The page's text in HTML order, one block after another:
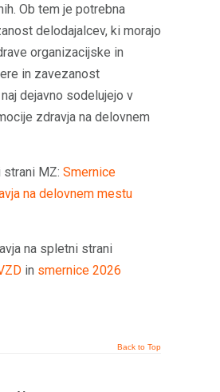
Ob tem je potrebna
delodajalcev, ki morajo
organizacijske in
in zavezanost
dejavno sodelujejo v
zdravja na delovnem
MZ: Smernice
na delovnem mestu
na spletni strani
in smernice 2026
Back to Top